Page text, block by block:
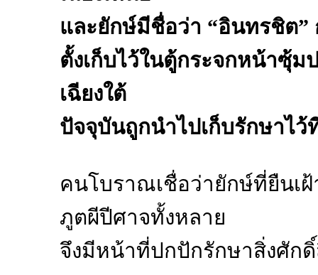
และยักษ์มีชื่อว่า “อินทรชิต”
ตั้งเก็บไว้ในตู้กระจกหน้าซุ้ม
เฉียงใต้
ปัจจุบันถูกนำไปเก็บรักษาไ
คนโบราณเชื่อว่ายักษ์ที่ยืนเ
ภูตผีปีศาจทั้งหลาย
จึงมีหน้าที่ปกปักรักษาสิ่งศัก